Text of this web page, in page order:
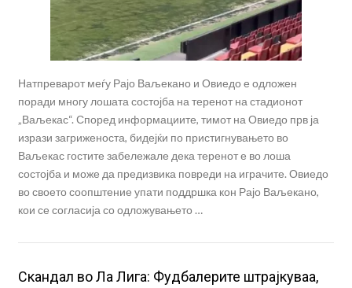
Натпреварот меѓу Рајо Ваљекано и Овиедо е одложен
поради многу лошата состојба на теренот на стадионот
„Ваљекас“. Според информациите, тимот на Овиедо прв ја
изрази загриженоста, бидејќи по пристигнувањето во
Ваљекас гостите забележале дека теренот е во лоша
состојба и може да предизвика повреди на играчите. Овиедо
во своето соопштение упати поддршка кон Рајо Ваљекано,
кои се согласија со одложувањето …
Скандал во Ла Лига: Фудбалерите штрајкуваа,